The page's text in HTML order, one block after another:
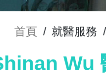
首頁 / 就醫服務 /
Wu